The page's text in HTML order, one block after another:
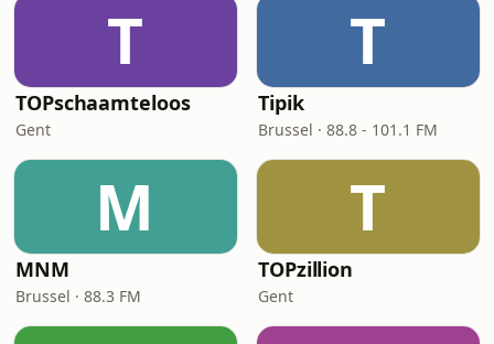
T
TOPschaamteloos
Gent
T
Tipik
Brussel · 88.8 - 101.1 FM
M
MNM
Brussel · 88.3 FM
T
TOPzillion
Gent